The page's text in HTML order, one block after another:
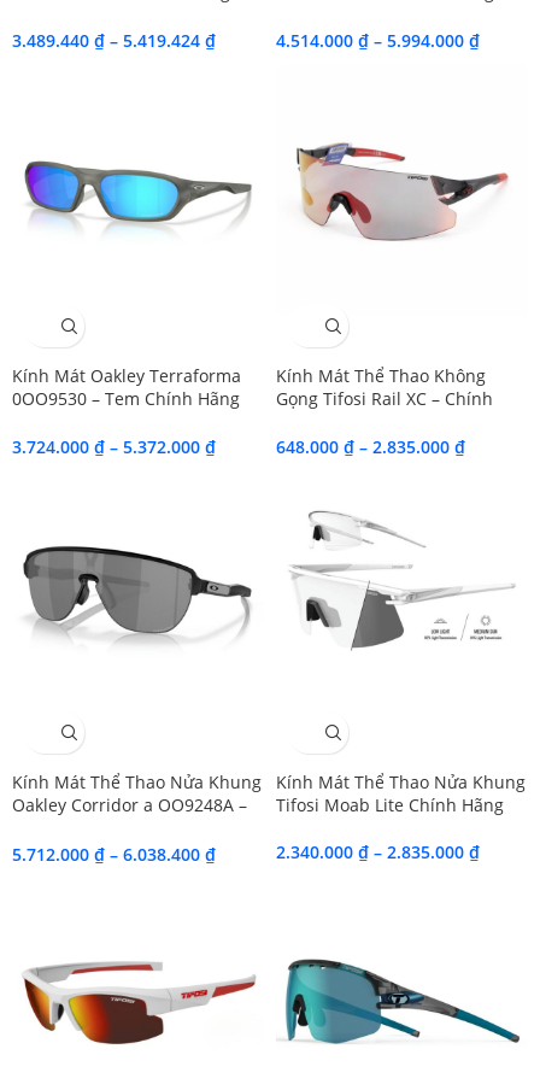
3.489.440 ₫ – 5.419.424 ₫
4.514.000 ₫ – 5.994.000 ₫
Kính Mát Oakley Terraforma
0OO9530 – Tem Chính Hãng
3.724.000 ₫ – 5.372.000 ₫
Kính Mát Thể Thao Không
Gọng Tifosi Rail XC – Chính
648.000 ₫ – 2.835.000 ₫
Kính Mát Thể Thao Nửa Khung
Oakley Corridor a OO9248A –
5.712.000 ₫ – 6.038.400 ₫
Kính Mát Thể Thao Nửa Khung
Tifosi Moab Lite Chính Hãng
2.340.000 ₫ – 2.835.000 ₫